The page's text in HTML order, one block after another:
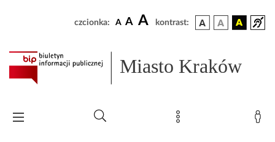
czcionka: A A A kontrast:
Miasto Kraków